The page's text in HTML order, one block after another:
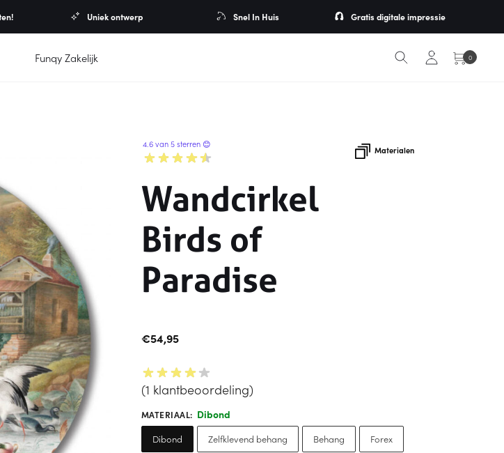
Uniek ontwerp Snel In Huis Gratis digitale impressie
Funqy Zakelijk 0
4.6 van 5 sterren 😊
Wandcirkel
Birds of
Paradise
€54,95
(1 klantbeoordeling)
MATERIAAL: Dibond
Dibond Zelfklevend behang Behang Forex
Materialen